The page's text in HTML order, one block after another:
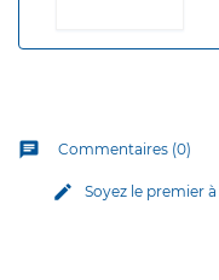
chat Commentaires (0)
edit Soyez le premier